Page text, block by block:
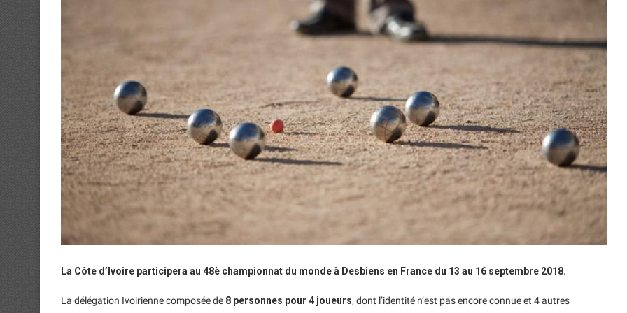
La Côte d’Ivoire participera au 48è championnat du monde à Desbiens en France du 13 au 16 septembre 2018.
La délégation Ivoirienne composée de 8 personnes pour 4 joueurs, dont l’identité n’est pas encore connue et 4 autres